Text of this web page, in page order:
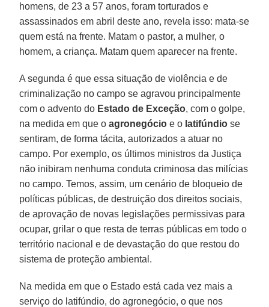
homens, de 23 a 57 anos, foram torturados e
assassinados em abril deste ano, revela isso: mata-se
quem está na frente. Matam o pastor, a mulher, o
homem, a criança. Matam quem aparecer na frente.
A segunda é que essa situação de violência e de
criminalização no campo se agravou principalmente
com o advento do Estado de Exceção, com o golpe,
na medida em que oagronegócio e o latifúndio se
sentiram, de forma tácita, autorizados a atuar no
campo. Por exemplo, os últimos ministros da Justiça
não inibiram nenhuma conduta criminosa das milícias
no campo. Temos, assim, um cenário de bloqueio de
políticas públicas, de destruição dos direitos sociais,
de aprovação de novas legislações permissivas para
ocupar, grilar o que resta de terras públicas em todo o
território nacional e de devastação do que restou do
sistema de proteção ambiental.
Na medida em que o Estado está cada vez mais a
serviço do latifúndio, do agronegócio, o que nos